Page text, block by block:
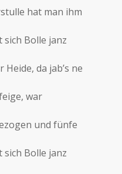
hat man ihm
sich Bolle janz
da jab’s ne
war
und fünfe
sich Bolle janz